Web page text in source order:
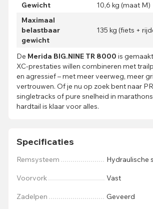
Gewicht
10,6 kg (maat M)
Maximaal
belastbaar
gewicht
135 kg (fiets +
De Merida BIG.NINE TR 8000 is
XC-prestaties willen combineren met
en agressief – met meer veerweg, meer
vertrouwen. Of je nu op zoek bent naar
singletracks of pure snelheid in
hardtail is klaar voor alles.
Specificaties
Remsysteem Hydraulische
Voorvork Vast
Zadelpen Geveerd